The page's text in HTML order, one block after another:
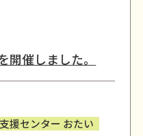
催しました。
援センター おたい